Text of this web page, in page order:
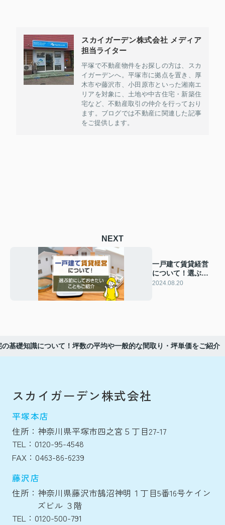
スカイガーデン株式会社 メディア
担当ライター
平塚で不動産物件をお探しの方は、スカ
イガーデンへ。平塚市に拠点を置き、厚
木市や藤沢市、小田原市といった湘南エ
リアを対象に、土地や中古住宅・新築住
宅など、不動産取引の仲介を行っており
ます。ブログでは不動産に関連した記事
をご提供します。
NEXT
一戸建て賃貸経営
について！選ぶ前
にしておきたいこ
2024.08.20
の基礎知識について！坪数の平均や一般的な間取り・坪単価をご紹介
スカイガーデン株式会社
平塚本店
住所：神奈川県平塚市四之宮５丁目27-17
TEL：0120-95-4548
FAX：0463-86-6239
藤沢店
住所：神奈川県藤沢市鵠沼神明１丁目5番16号ケイン
ズビル ３階
TEL：0120-500-791